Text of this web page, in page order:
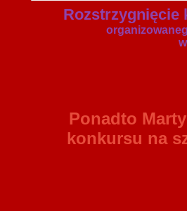
Rozstrzygnięcie
Ponadto
konkursu na